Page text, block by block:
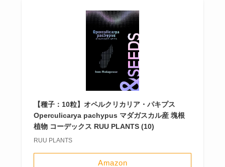
【種子：10粒】オペルクリカリア・パキプス
Operculicarya pachypus マダガスカル産 塊根
植物 コーデックス RUU PLANTS (10)
RUU PLANTS
Amazon